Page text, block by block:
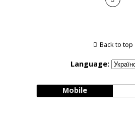
Back to top
Language:
Mobile